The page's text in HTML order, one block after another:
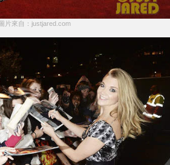
圖片來自：justjared.com